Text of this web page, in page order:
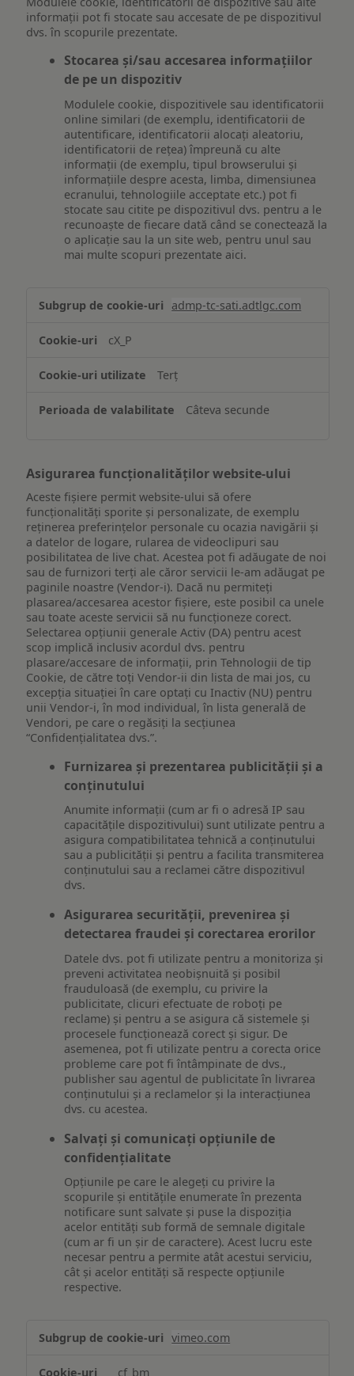
informații pot fi stocate sau accesate de pe dispozitivul
dvs. în scopurile prezentate.
Stocarea și/sau accesarea informațiilor
de pe un dispozitiv
Modulele cookie, dispozitivele sau identificatorii
online similari (de exemplu, identificatorii de
autentificare, identificatorii alocați aleatoriu,
identificatorii de rețea) împreună cu alte
informații (de exemplu, tipul browserului și
informațiile despre acesta, limba, dimensiunea
ecranului, tehnologiile acceptate etc.) pot fi
stocate sau citite pe dispozitivul dvs. pentru a le
recunoaște de fiecare dată când se conectează la
o aplicație sau la un site web, pentru unul sau
mai multe scopuri prezentate aici.
și/sau
informațiilor
pe
dispozitiv
admp-tc-sati.adtlgc.com
cX_P
Terț
Câteva secunde
Asigurarea funcționalităților website-ului
Aceste fișiere permit website-ului să ofere
funcționalități sporite și personalizate, de exemplu
reţinerea preferinţelor personale cu ocazia navigării și
a datelor de logare, rularea de videoclipuri sau
posibilitatea de live chat. Acestea pot fi adăugate de noi
sau de furnizori terți ale căror servicii le-am adăugat pe
paginile noastre (Vendor-i). Dacă nu permiteți
plasarea/accesarea acestor fișiere, este posibil ca unele
sau toate aceste servicii să nu funcționeze corect.
Selectarea opțiunii generale Activ (DA) pentru acest
scop implică inclusiv acordul dvs. pentru
plasare/accesare de informații, prin Tehnologii de tip
Cookie, de către toți Vendor-ii din lista de mai jos, cu
excepția situației în care optați cu Inactiv (NU) pentru
unii Vendor-i, în mod individual, în lista generală de
Vendori, pe care o regăsiți la secțiunea
“Confidențialitatea dvs.”.
Furnizarea și prezentarea publicității și a
conținutului
Anumite informații (cum ar fi o adresă IP sau
capacitățile dispozitivului) sunt utilizate pentru a
asigura compatibilitatea tehnică a conținutului
sau a publicității și pentru a facilita transmiterea
conținutului sau a reclamei către dispozitivul
dvs.
Asigurarea securității, prevenirea și
detectarea fraudei și corectarea erorilor
Datele dvs. pot fi utilizate pentru a monitoriza și
preveni activitatea neobișnuită și posibil
frauduloasă (de exemplu, cu privire la
publicitate, clicuri efectuate de roboți pe
reclame) și pentru a se asigura că sistemele și
procesele funcționează corect și sigur. De
asemenea, pot fi utilizate pentru a corecta orice
probleme care pot fi întâmpinate de dvs.,
publisher sau agentul de publicitate în livrarea
conținutului și a reclamelor și la interacțiunea
dvs. cu acestea.
Salvați și comunicați opțiunile de
confidențialitate
Opțiunile pe care le alegeți cu privire la
scopurile și entitățile enumerate în prezenta
notificare sunt salvate și puse la dispoziția
acelor entități sub formă de semnale digitale
(cum ar fi un șir de caractere). Acest lucru este
necesar pentru a permite atât acestui serviciu,
cât și acelor entități să respecte opțiunile
respective.
Asigurarea
funcționalităților
website-
vimeo.com
__cf_bm